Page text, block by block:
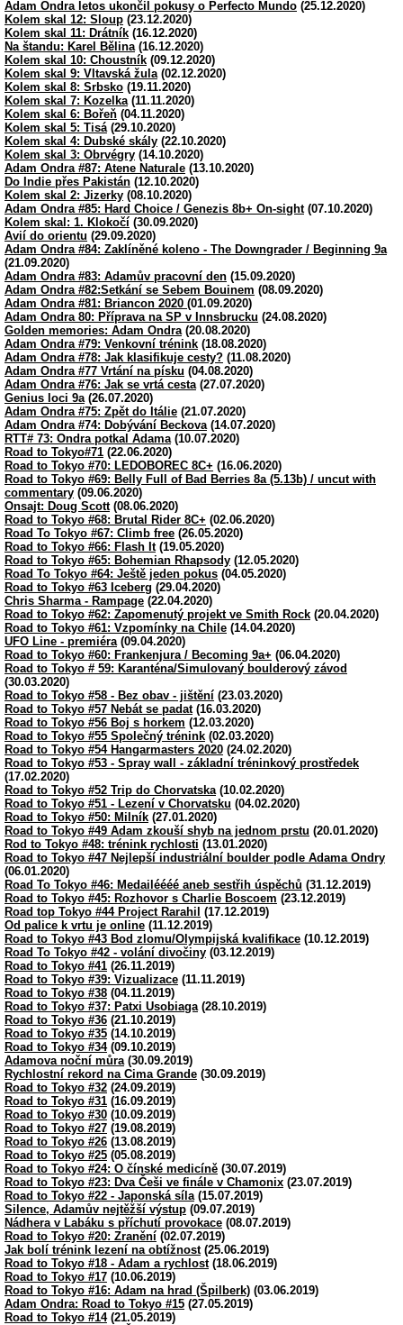
Adam Ondra letos ukončil pokusy o Perfecto Mundo (25.12.2020)
Kolem skal 12: Sloup (23.12.2020)
Kolem skal 11: Drátník (16.12.2020)
Na štandu: Karel Bělina(16.12.2020)
Kolem skal 10: Choustník (09.12.2020)
Kolem skal 9: Vltavská žula(02.12.2020)
Kolem skal 8: Srbsko (19.11.2020)
Kolem skal 7: Kozelka(11.11.2020)
Kolem skal 6: Bořeň (04.11.2020)
Kolem skal 5: Tisá(29.10.2020)
Kolem skal 4: Dubské skály (22.10.2020)
Kolem skal 3: Obrvégry (14.10.2020)
Adam Ondra #87: Atene Naturale (13.10.2020)
Do Indie přes Pakistán (12.10.2020)
Kolem skal 2: Jizerky (08.10.2020)
Adam Ondra #85: Hard Choice / Genezis 8b+ On-sight(07.10.2020)
Kolem skal: 1. Klokočí (30.09.2020)
Avií do orientu (29.09.2020)
Adam Ondra #84: Zaklíněné koleno - The Downgrader / Beginning 9a
(21.09.2020)
Adam Ondra #83: Adamův pracovní den (15.09.2020)
Adam Ondra #82:Setkání se Sebem Bouinem (08.09.2020)
Adam Ondra #81: Briancon 2020 (01.09.2020)
Adam Ondra 80: Příprava na SP v Innsbrucku (24.08.2020)
Golden memories: Adam Ondra(20.08.2020)
Adam Ondra #79: Venkovní trénink (18.08.2020)
Adam Ondra #78: Jak klasifikuje cesty? (11.08.2020)
Adam Ondra #77 Vrtání na písku (04.08.2020)
Adam Ondra #76: Jak se vrtá cesta(27.07.2020)
Genius loci 9a(26.07.2020)
Adam Ondra #75: Zpět do Itálie (21.07.2020)
Adam Ondra #74: Dobývání Beckova(14.07.2020)
RTT# 73: Ondra potkal Adama(10.07.2020)
Road to Tokyo#71 (22.06.2020)
Road to Tokyo #70: LEDOBOREC 8C+ (16.06.2020)
Road to Tokyo #69: Belly Full of Bad Berries 8a (5.13b) / uncut with
commentary (09.06.2020)
Onsajt: Doug Scott(08.06.2020)
Road to Tokyo #68: Brutal Rider 8C+ (02.06.2020)
Road To Tokyo #67: Climb free (26.05.2020)
Road to Tokyo #66: Flash It(19.05.2020)
Road to Tokyo #65: Bohemian Rhapsody (12.05.2020)
Road To Tokyo #64: Ještě jeden pokus (04.05.2020)
Road to Tokyo #63 Iceberg (29.04.2020)
Chris Sharma - Rampage (22.04.2020)
Road to Tokyo #62: Zapomenutý projekt ve Smith Rock (20.04.2020)
Road to Tokyo #61: Vzpomínky na Chile (14.04.2020)
UFO Line - premiéra(09.04.2020)
Road to Tokyo #60: Frankenjura / Becoming 9a+ (06.04.2020)
Road to Tokyo # 59: Karanténa/Simulovaný boulderový závod
(30.03.2020)
Road to Tokyo #58 - Bez obav - jištění (23.03.2020)
Road to Tokyo #57 Nebát se padat(16.03.2020)
Road to Tokyo #56 Boj s horkem (12.03.2020)
Road to Tokyo #55 Společný trénink (02.03.2020)
Road to Tokyo #54 Hangarmasters 2020 (24.02.2020)
Road to Tokyo #53 - Spray wall - základní tréninkový prostředek
(17.02.2020)
Road to Tokyo #52 Trip do Chorvatska(10.02.2020)
Road to Tokyo #51 - Lezení v Chorvatsku (04.02.2020)
Road to Tokyo #50: Milník (27.01.2020)
Road to Tokyo #49 Adam zkouší shyb na jednom prstu (20.01.2020)
Rod to Tokyo #48: trénink rychlosti (13.01.2020)
Road to Tokyo #47 Nejlepší industriální boulder podle Adama Ondry
(06.01.2020)
Road To Tokyo #46: Medailéééé aneb sestřih úspěchů (31.12.2019)
Road to Tokyo #45: Rozhovor s Charlie Boscoem (23.12.2019)
Road top Tokyo #44 Project Rarahil (17.12.2019)
Od palice k vrtu je online (11.12.2019)
Road to Tokyo #43 Bod zlomu/Olympijská kvalifikace (10.12.2019)
Road To Tokyo #42 - volání divočiny (03.12.2019)
Road to Tokyo #41 (26.11.2019)
Road to Tokyo #39: Vizualizace (11.11.2019)
Road to Tokyo #38 (04.11.2019)
Road to Tokyo #37: Patxi Usobiaga(28.10.2019)
Road to Tokyo #36 (21.10.2019)
Road to Tokyo #35 (14.10.2019)
Road to Tokyo #34(09.10.2019)
Adamova noční můra(30.09.2019)
Rychlostní rekord na Cima Grande (30.09.2019)
Road to Tokyo #32 (24.09.2019)
Road to Tokyo #31 (16.09.2019)
Road to Tokyo #30 (10.09.2019)
Road to Tokyo #27 (19.08.2019)
Road to Tokyo #26 (13.08.2019)
Road to Tokyo #25 (05.08.2019)
Road to Tokyo #24: O čínské medicíně (30.07.2019)
Road to Tokyo #23: Dva Češi ve finále v Chamonix (23.07.2019)
Road to Tokyo #22 - Japonská síla(15.07.2019)
Silence, Adamův nejtěžší výstup (09.07.2019)
Nádhera v Labáku s příchutí provokace (08.07.2019)
Road to Tokyo #20: Zranění (02.07.2019)
Jak bolí trénink lezení na obtížnost(25.06.2019)
Road to Tokyo #18 - Adam a rychlost(18.06.2019)
Road to Tokyo #17 (10.06.2019)
Road to Tokyo #16: Adam na hrad (Špilberk) (03.06.2019)
Adam Ondra: Road to Tokyo #15 (27.05.2019)
Road to Tokyo #14(21.05.2019)